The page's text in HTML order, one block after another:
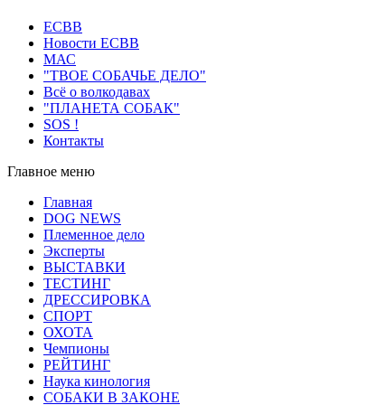
ECВB
Новости ЕСВВ
МАС
"ТВОЕ СОБАЧЬЕ ДЕЛО"
Всё о волкодавах
"ПЛАНЕТА СОБАК"
SOS !
Контакты
Главное меню
Главная
DOG NEWS
Племенное дело
Эксперты
ВЫСТАВКИ
ТЕСТИНГ
ДРЕССИРОВКА
СПОРТ
ОХОТА
Чемпионы
РЕЙТИНГ
Наука кинология
СОБАКИ В ЗАКОНЕ